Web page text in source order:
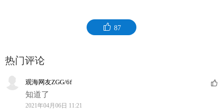
87
热门评论
观海网友ZGG/6f
知道了
2021年04月06日 11:21